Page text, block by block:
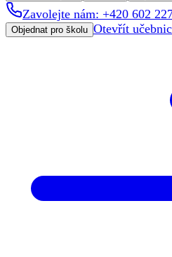
Zavolejte nám: +420 602
Objednat pro školu Otevřít